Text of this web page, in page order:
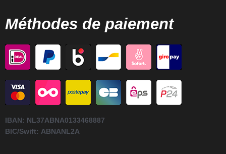
Méthodes de paiement
IBAN: NL37ABNA0133468887
BIC/Swift: ABNANL2A